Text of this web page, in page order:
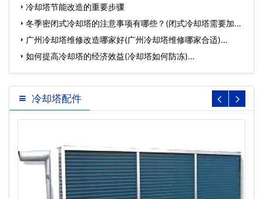
家…冷却塔节能改造的重要步骤
冬季密闭式冷却塔的注意事项有哪些？(闭式冷却塔需要加药
么)…广州冷却塔维修改造哪家好(广州冷却塔维修哪家合适)…
如何提高冷却塔的经济效益(冷却塔如何防冻)…
冷却塔配件